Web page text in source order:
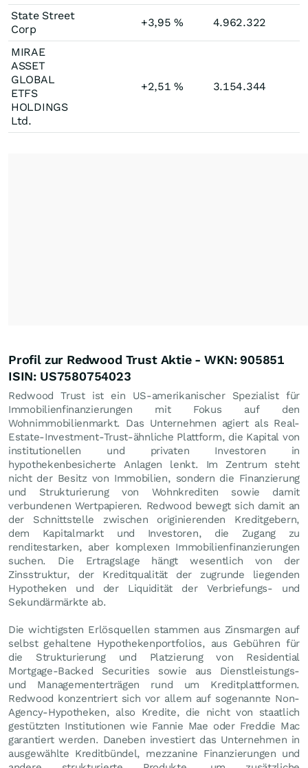
State Street
Corp
+3,95% 4.962.322
MIRAE
ASSET
GLOBAL
ETFS
HOLDINGS
Ltd.
+2,51% 3.154.344
Profil zur Redwood Trust Aktie - WKN: 905851
ISIN: US7580754023
Redwood Trust ist ein US-amerikanischer Spezialist für
Immobilienfinanzierungen mit Fokus auf den
Wohnimmobilienmarkt. Das Unternehmen agiert als Real-
Estate-Investment-Trust-ähnliche Plattform, die Kapital von
institutionellen und privaten Investoren in
hypothekenbesicherte Anlagen lenkt. Im Zentrum steht
nicht der Besitz von Immobilien, sondern die Finanzierung
und Strukturierung von Wohnkrediten sowie damit
verbundenen Wertpapieren. Redwood bewegt sich damit an
der Schnittstelle zwischen originierenden Kreditgebern,
dem Kapitalmarkt und Investoren, die Zugang zu
renditestarken, aber komplexen Immobilienfinanzierungen
suchen. Die Ertragslage hängt wesentlich von der
Zinsstruktur, der Kreditqualität der zugrunde liegenden
Hypotheken und der Liquidität der Verbriefungs- und
Sekundärmärkte ab.
Die wichtigsten Erlösquellen stammen aus Zinsmargen auf
selbst gehaltene Hypothekenportfolios, aus Gebühren für
die Strukturierung und Platzierung von Residential
Mortgage-Backed Securities sowie aus Dienstleistungs-
und Managementerträgen rund um Kreditplattformen.
Redwood konzentriert sich vor allem auf sogenannte Non-
Agency-Hypotheken, also Kredite, die nicht von staatlich
gestützten Institutionen wie Fannie Mae oder Freddie Mac
garantiert werden. Daneben investiert das Unternehmen in
ausgewählte Kreditbündel, mezzanine Finanzierungen und